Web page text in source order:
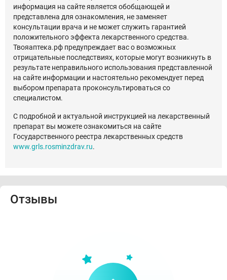
информация на сайте является обобщающей и
представлена для ознакомления, не заменяет
консультации врача и не может служить гарантией
положительного эффекта лекарственного средства.
Твояаптека.рф предупреждает вас о возможных
отрицательные последствиях, которые могут возникнуть в
результате неправильного использования представленной
на сайте информации и настоятельно рекомендует перед
выбором препарата проконсультироваться со
специалистом.
С подробной и актуальной инструкцией на лекарственный
препарат вы можете ознакомиться на сайте
Государственного реестра лекарственных средств
www.grls.rosminzdrav.ru.
Отзывы